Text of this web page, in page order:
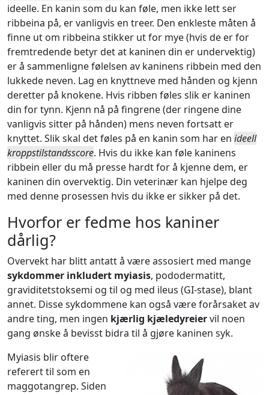
ideelle. En kanin som du kan føle, men ikke lett ser
ribbeina på, er vanligvis en treer. Den enkleste måten å
finne ut om ribbeina stikker ut for mye (hvis de er for
fremtredende betyr det at kaninen din er undervektig)
er å sammenligne følelsen av kaninens ribbein med den
lukkede neven. Lag en knyttneve med hånden og kjenn
deretter på knokene. Hvis ribben føles slik er kaninen
din for tynn. Kjenn nå på fingrene (der ringene dine
vanligvis sitter på hånden) mens neven fortsatt er
knyttet. Slik skal det føles på en kanin som har en ideell
kroppstilstandsscore. Hvis du ikke kan føle kaninens
ribbein eller du må presse hardt for å kjenne dem, er
kaninen din overvektig. Din veterinær kan hjelpe deg
med denne prosessen hvis du ikke er sikker på det.
Hvorfor er fedme hos kaniner
dårlig?
Overvekt har blitt antatt å være assosiert med mange
sykdommer inkludert myiasis, pododermatitt,
graviditetstoksemi og til og med ileus (GI-stase), blant
annet. Disse sykdommene kan også være forårsaket av
andre ting, men ingen kjærlig kjæledyreiervil noen
gang ønske å bevisst bidra til å gjøre kaninen syk.
Myiasis blir oftere
referert til som en
maggotangrep. Siden